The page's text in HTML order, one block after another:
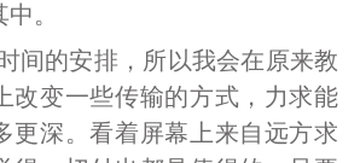
。
的安排，所以我会在原来教
改变一些传输的方式，力求能
更深。看着屏幕上来自远方求